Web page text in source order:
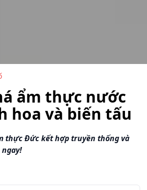
ẩm thực nước
hoa và biến tấu
thực Đức kết hợp truyền thống và